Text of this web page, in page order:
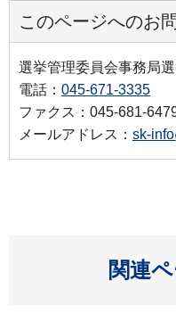
このページへのお
選挙管理委員会事務局
電話： 045-671-3335
ファクス：045-681-
メールアドレス： sk-
関連